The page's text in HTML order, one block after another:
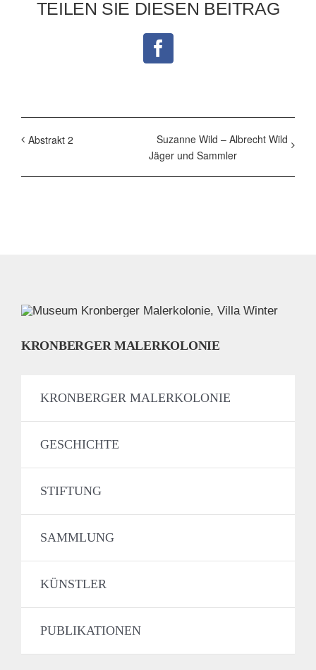
TEILEN SIE DIESEN BEITRAG
Facebook
Abstrakt 2
Suzanne Wild – Albrecht Wild
Jäger und Sammler
KRONBERGER MALERKOLONIE
KRONBERGER MALERKOLONIE
GESCHICHTE
STIFTUNG
SAMMLUNG
KÜNSTLER
PUBLIKATIONEN